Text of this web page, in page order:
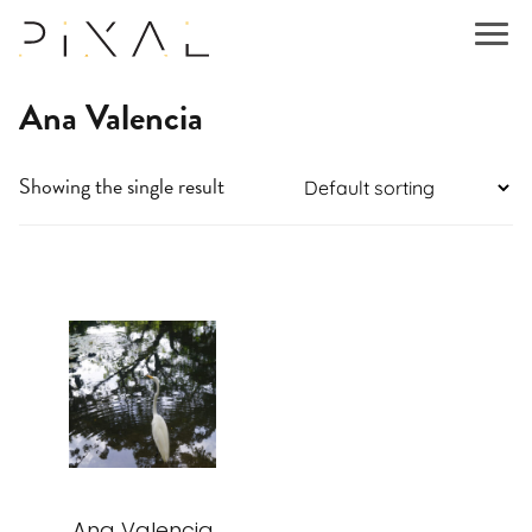
Ana Valencia
Showing the single result
product
has
multiple
variants.
The
options
chosen